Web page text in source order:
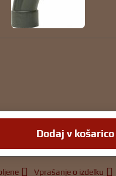
Dodaj v košarico
Vprašanje o izdelku